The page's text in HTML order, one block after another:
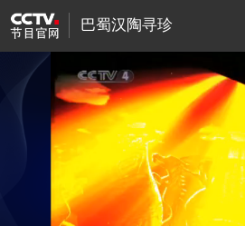
巴蜀汉陶寻珍